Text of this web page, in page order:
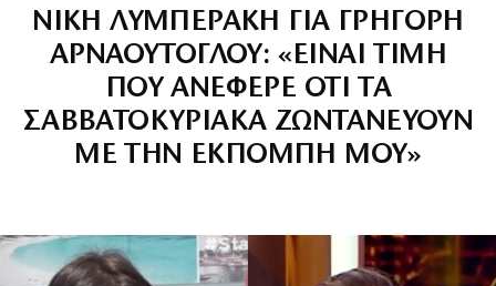
ΝΙΚΗ ΛΥΜΠΕΡΑΚΗ ΓΙΑ ΓΡΗΓΟΡΗ
ΑΡΝΑΟΥΤΟΓΛΟΥ: «ΕΙΝΑΙ ΤΙΜΗ
ΠΟΥ ΑΝΕΦΕΡΕ ΟΤΙ ΤΑ
ΣΑΒΒΑΤΟΚΥΡΙΑΚΑ ΖΩΝΤΑΝΕΥΟΥΝ
ΜΕ ΤΗΝ ΕΚΠΟΜΠΗ ΜΟΥ»